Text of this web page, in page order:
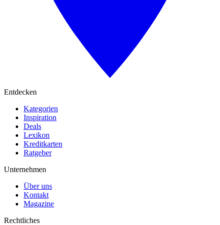
Entdecken
Kategorien
Inspiration
Deals
Lexikon
Kreditkarten
Ratgeber
Unternehmen
Über uns
Kontakt
Magazine
Rechtliches